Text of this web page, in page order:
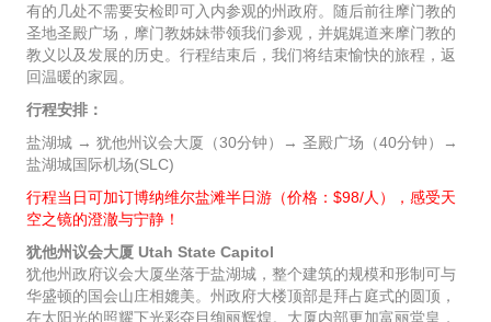
有的几处不需要安检即可入内参观的州政府。随后前往摩门教的
圣地圣殿广场，摩门教姊妹带领我们参观，并娓娓道来摩门教的
教义以及发展的历史。行程结束后，我们将结束愉快的旅程，返
回温暖的家园。
行程安排：
盐湖城 → 犹他州议会大厦（30分钟）→ 圣殿广场（40分钟）→
盐湖城国际机场(SLC)
行程当日可加订博纳维尔盐滩半日游（价格：$98/人），感受天
空之镜的澄澈与宁静！
犹他州议会大厦 Utah State Capitol
犹他州政府议会大厦坐落于盐湖城，整个建筑的规模和形制可与
华盛顿的国会山庄相媲美。州政府大楼顶部是拜占庭式的圆顶，
在太阳光的照耀下光彩夺目绚丽辉煌。大厦内部更加富丽堂皇，